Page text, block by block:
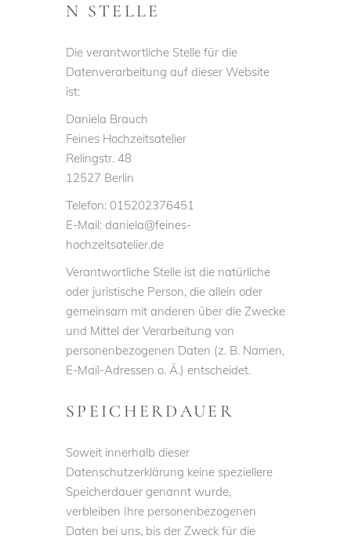
N STELLE
Die verantwortliche Stelle für die
Datenverarbeitung auf dieser Website
ist:
Daniela Brauch
Feines Hochzeitsatelier
Relingstr. 48
12527 Berlin
Telefon: 015202376451
E-Mail: daniela@feines-
hochzeitsatelier.de
Verantwortliche Stelle ist die natürliche
oder juristische Person, die allein oder
gemeinsam mit anderen über die Zwecke
und Mittel der Verarbeitung von
personenbezogenen Daten (z. B. Namen,
E-Mail-Adressen o. Ä.) entscheidet.
SPEICHERDAUER
Soweit innerhalb dieser
Datenschutzerklärung keine speziellere
Speicherdauer genannt wurde,
verbleiben Ihre personenbezogenen
Daten bei uns, bis der Zweck für die